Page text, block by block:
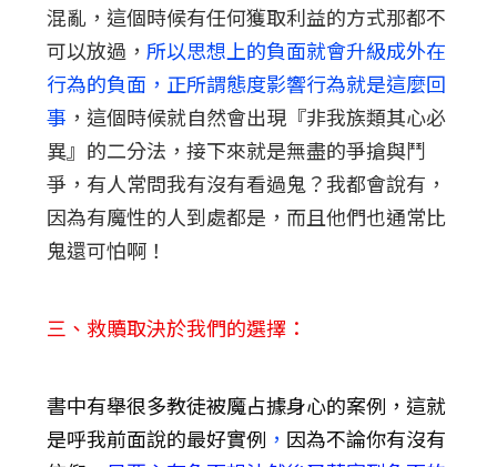
混亂，這個時候有任何獲取利益的方式那都不
可以放過， 所以思想上的負面就會升級成外在
行為的負面，正所謂態度影響行為就是這麼回
事 ，這個時候就自然會出現『非我族類其心必
異』的二分法，接下來就是無盡的爭搶與鬥
爭，有人常問我有沒有看過鬼？我都會說有，
因為有魔性的人到處都是，而且他們也通常比
鬼還可怕啊！
三、救贖取決於我們的選擇：
書中有舉很多教徒被魔占據身心的案例，這就
是呼我前面說的最好實例 ， 因為不論你有沒有